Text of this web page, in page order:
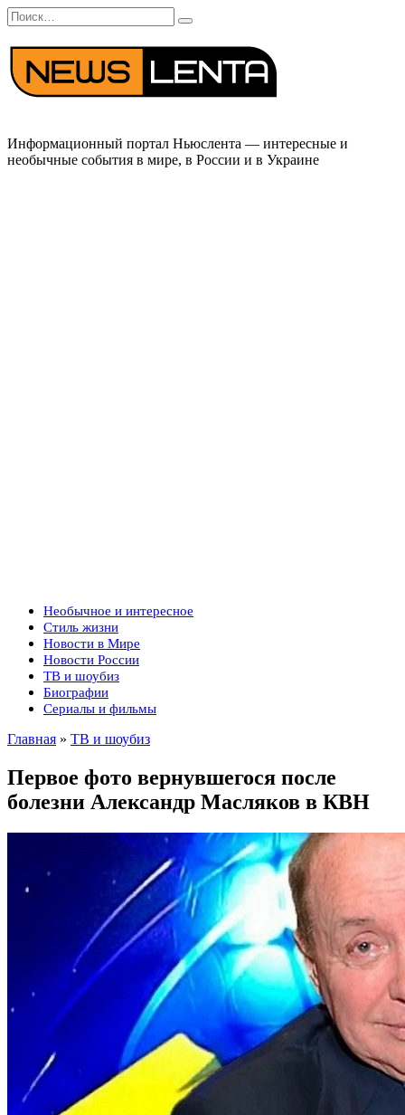
Перейти
к
содержанию
Search
for:
Информационный портал Ньюслента — интересные и
необычные события в мире, в России и в Украине
Необычное и интересное
Стиль жизни
Новости в Мире
Новости России
ТВ и шоубиз
Биографии
Сериалы и фильмы
Главная » ТВ и шоубиз
Первое фото вернувшегося после
болезни Александр Масляков в КВН